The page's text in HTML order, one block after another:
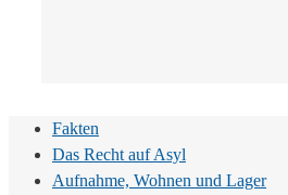
Fakten
Das Recht auf Asyl
Aufnahme, Wohnen und Lager